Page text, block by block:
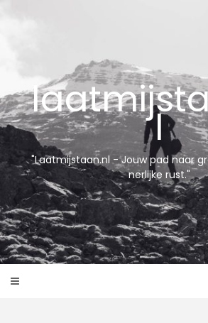
l
"Laatmijstaan.nl - Jouw pad naar
nerlijke rust."